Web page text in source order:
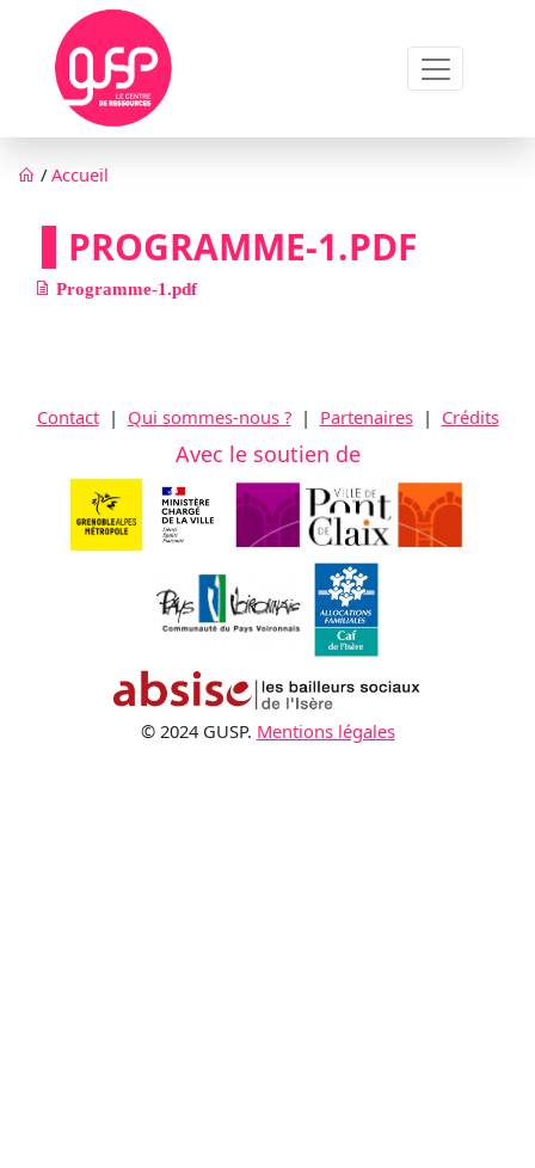
Aller au contenu principal
Fil d'Ariane
/Accueil
PROGRAMME-1.PDF
Programme-1.pdf
Contact| Qui sommes-nous ?| Partenaires| Crédits
Avec le soutien de
© 2024 GUSP. Mentions légales